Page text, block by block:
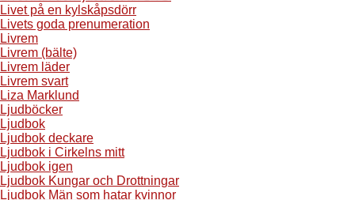
Livet på en kylskåpsdörr
Livets goda prenumeration
Livrem
Livrem (bälte)
Livrem läder
Livrem svart
Liza Marklund
Ljudböcker
Ljudbok
Ljudbok deckare
Ljudbok i Cirkelns mitt
Ljudbok igen
Ljudbok Kungar och Drottningar
Ljudbok Män som hatar kvinnor